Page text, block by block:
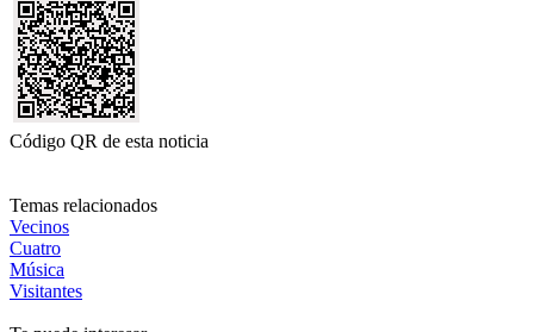
Código QR de esta noticia
Temas relacionados
Vecinos
Cuatro
Música
Visitantes